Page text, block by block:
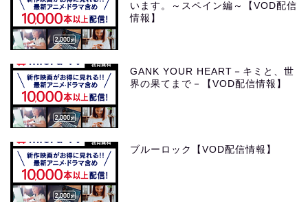
います。～スペイン編～【VOD配信
情報】
GANK YOUR HEART－キミと、世
界の果てまで－【VOD配信情報】
ブルーロック【VOD配信情報】